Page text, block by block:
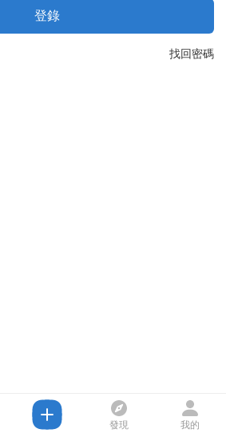
登錄
找回密碼
發現 我的